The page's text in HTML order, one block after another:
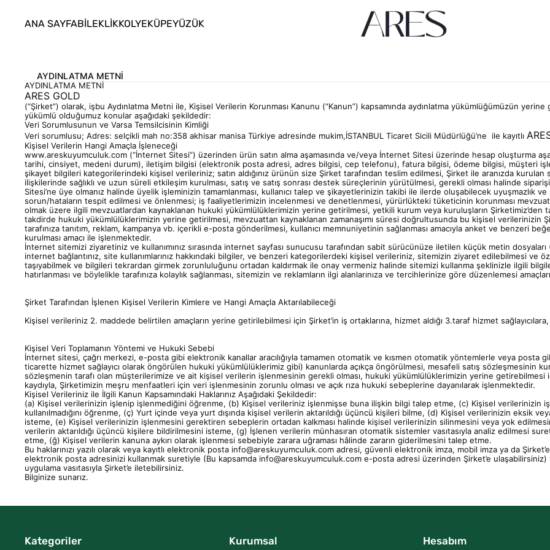
ANA SAYFABİLEKLİKKOLYEKÜPEYÜZÜK
AYDINLATMA METNİ
AYDINLATMA METNİ
ARES GOLD
(“Şirket”) olarak, işbu Aydınlatma Metni ile, Kişisel Verilerin Korunması Kanunu (“Kanun”) kapsamında aydınlatma yükümlüğümüzün
yükümlü olduğumuz konular aşağıdaki şekildedir:
Veri Sorumlusunun ve Varsa Temsilcisinin Kimliği
Veri sorumlusu; Adres: selçikli mah no:358 akhisar manisa Türkiye adresinde mukim,İSTANBUL Ticaret Sicili Müdürlüğü’ne ile kayıtlı
Kişisel Verilerin Hangi Amaçla İşleneceği
www.areskuyumculuk.com (“İnternet Sitesi”) üzerinden ürün satın alma aşamasında ve/veya İnternet Sitesi üzerinde hesap oluşturma
tarihi, cinsiyet, medeni durum), iletişim bilgisi (elektronik posta adresi, adres bilgisi, cep telefonu), fatura bilgisi, ödeme bilgisi, müşteri
şikayet bilgileri kategorilerindeki kişisel verileriniz; satın aldığınız ürünün size Şirket tarafından teslim edilmesi, Şirket ile aranızda
ilişkilerinde sağlıklı ve uzun süreli etkileşim kurulması, satış ve satış sonrası destek süreçlerinin yürütülmesi, gerekli olması halinde
Sitesi’ne üye olmanız halinde üyelik işleminizin tamamlanması, kullanıcı talep ve şikayetlerinizin takibi ile ilerde oluşabilecek uyuşmazlık
sorun/hataların tespit edilmesi ve önlenmesi; iş faaliyetlerimizin incelenmesi ve denetlenmesi, yürürlükteki tüketicinin korunması
olmak üzere ilgili mevzuatlardan kaynaklanan hukuki yükümlülüklerimizin yerine getirilmesi, yetkili kurum veya kuruluşların Şirketimiz’den
takdirde hukuki yükümlülüklerimizin yerine getirilmesi, mevzuattan kaynaklanan zamanaşımı süresi doğrultusunda bu kişisel verilerinizin
tarafınıza tanıtım, reklam, kampanya vb. içerikli e-posta gönderilmesi, kullanıcı memnuniyetinin sağlanması amacıyla anket ve benzeri
kurulması amacı ile işlenmektedir.
İnternet sitemizi ziyaretiniz ve kullanımınız sırasında internet sayfası sunucusu tarafından sabit sürücünüze iletilen küçük metin dosyaları
internet bağlantınız, site kullanımlarınız hakkındaki bilgiler, ve benzeri kategorilerdeki kişisel verileriniz, sitemizin ziyaret edilebilmesi ve
taşıyabilmek ve bilgileri tekrardan girmek zorunluluğunu ortadan kaldırmak ile onay vermeniz halinde sitemizi kullanma şeklinizle ilgili
hatırlanması ve böylelikle tarafınıza kolaylık sağlanması, sitemizin ve reklamların ilgi alanlarınıza ve tercihlerinize göre düzenlemesi
Şirket Tarafından İşlenen Kişisel Verilerin Kimlere ve Hangi Amaçla Aktarılabileceği
Kişisel verileriniz 2. maddede belirtilen amaçların yerine getirilebilmesi için Şirket’in iş ortaklarına, hizmet aldığı 3.taraf hizmet
Kişisel Veri Toplamanın Yöntemi ve Hukuki Sebebi
İnternet sitesi, çağrı merkezi, e-posta gibi elektronik kanallar aracılığıyla tamamen otomatik ve kısmen otomatik yöntemlerle veya
ticarette hizmet sağlayıcı olarak öngörülen hukuki yükümlülüklerimiz gibi) kanunlarda açıkça öngörülmesi, mesafeli satış sözleşmesinin
sözleşmenin tarafı olan müşterilerimize ve ait kişisel verilerin işlenmesinin gerekli olması, hukuki yükümlülüklerimizin yerine
kaydıyla, Şirketimizin meşru menfaatleri için veri işlenmesinin zorunlu olması ve açık rıza hukuki sebeplerine dayanılarak işlenmektedir.
Kişisel Verileriniz ile İlgili Kanun Kapsamındaki Haklarınız Aşağıdaki Şekildedir:
(a) Kişisel verilerinizin işlenip işlenmediğini öğrenme, (b) Kişisel verileriniz işlenmişse buna ilişkin bilgi talep etme, (c) Kişisel verilerinizin
kullanılmadığını öğrenme, (ç) Yurt içinde veya yurt dışında kişisel verilerin aktarıldığı üçüncü kişileri bilme, (d) Kişisel verilerinizin eksik
isteme, (e) Kişisel verilerinizin işlenmesini gerektiren sebeplerin ortadan kalkması halinde kişisel verilerinizin silinmesini veya yok
verilerin aktarıldığı üçüncü kişilere bildirilmesini isteme, (g) İşlenen verilerin münhasıran otomatik sistemler vasıtasıyla analiz edilmesi
etme, (ğ) Kişisel verilerin kanuna aykırı olarak işlenmesi sebebiyle zarara uğraması hâlinde zararın giderilmesini talep etme.
Bu haklarınızı yazılı olarak veya kayıtlı elektronik posta info@areskuyumculuk.com adresi, güvenli elektronik imza, mobil imza ya da
elektronik posta adresinizi kullanmak suretiyle (Bu kapsamda info@areskuyumculuk.com e-posta adresi üzerinden Şirket’e ulaşabilirsiniz)
uygulama vasıtasıyla Şirket’e iletebilirsiniz.
Bilginize sunarız.
Kategoriler Kurumsal Hesabım